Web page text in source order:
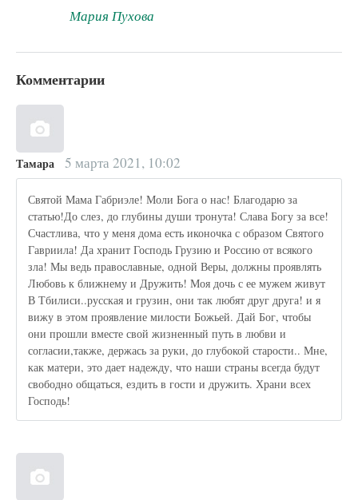
Мария Пухова
Комментарии
Тамара 5 марта 2021, 10:02
Святой Мама Габриэле! Моли Бога о нас! Благодарю за
статью!До слез, до глубины души тронута! Слава Богу за все!
Счастлива, что у меня дома есть иконочка с образом Святого
Гавриила! Да хранит Господь Грузию и Россию от всякого
зла! Мы ведь православные, одной Веры, должны проявлять
Любовь к ближнему и Дружить! Моя дочь с ее мужем живут
В Тбилиси..русская и грузин, они так любят друг друга! и я
вижу в этом проявление милости Божьей. Дай Бог, чтобы
они прошли вместе свой жизненный путь в любви и
согласии,также, держась за руки, до глубокой старости.. Мне,
как матери, это дает надежду, что наши страны всегда будут
свободно общаться, ездить в гости и дружить. Храни всех
Господь!